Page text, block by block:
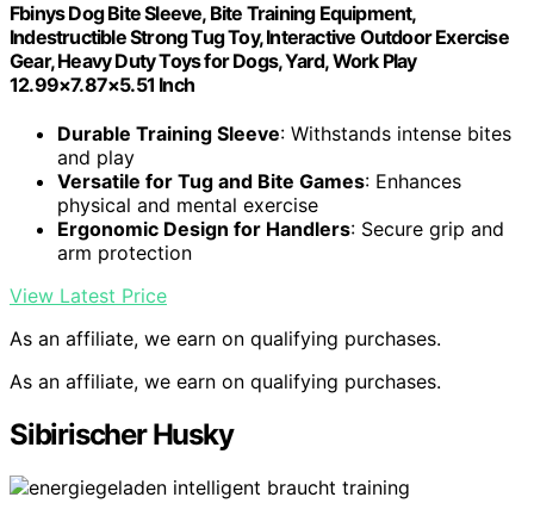
Fbinys Dog Bite Sleeve, Bite Training Equipment,
Indestructible Strong Tug Toy, Interactive Outdoor Exercise
Gear, Heavy Duty Toys for Dogs, Yard, Work Play
12.99×7.87×5.51 Inch
Durable Training Sleeve: Withstands intense bites
and play
Versatile for Tug and Bite Games: Enhances
physical and mental exercise
Ergonomic Design for Handlers: Secure grip and
arm protection
View Latest Price
As an affiliate, we earn on qualifying purchases.
As an affiliate, we earn on qualifying purchases.
Sibirischer Husky